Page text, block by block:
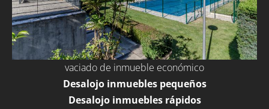
vaciado de inmueble económico
Desalojo inmuebles pequeños
Desalojo inmuebles rápidos